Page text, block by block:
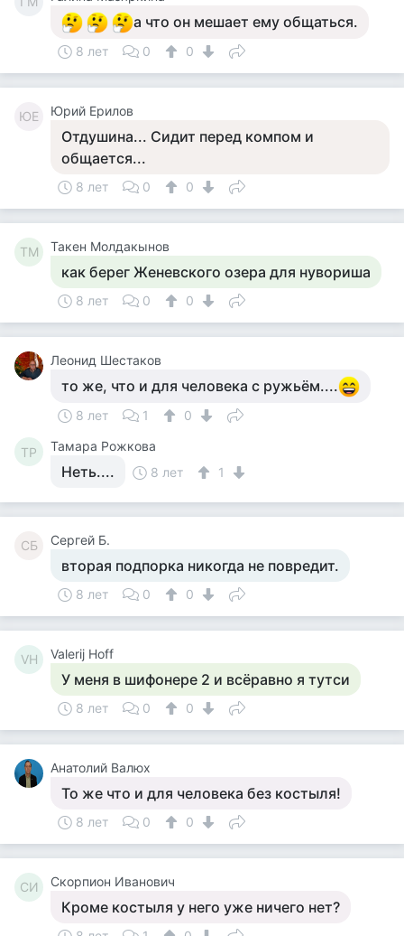
а что он мешает ему общаться.
8 лет 0 0
ЮЕ Юрий Ерилов
Отдушина... Сидит перед компом и
общается...
8 лет 0 0
ТМ Такен Молдакынов
как берег Женевского озера для нувориша
8 лет 0 0
Леонид Шестаков
то же, что и для человека с ружьём....
8 лет 1 0
ТР Тамара Рожкова
Неть.... 8 лет 1
СБ Сергей Б.
вторая подпорка никогда не повредит.
8 лет 0 0
VH Valerij Hoff
У меня в шифонере 2 и всёравно я тутси
8 лет 0 0
Анатолий Валюх
То же что и для человека без костыля!
8 лет 0 0
СИ Скорпион Иванович
Кроме костыля у него уже ничего нет?